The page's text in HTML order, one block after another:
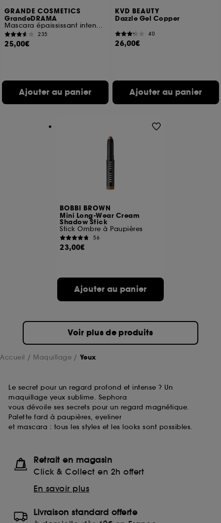
GRANDE COSMETICS
GrandeDRAMA
Mascara épaississant intense à l'huile de ricin
235
25,00€
Ajouter au panier
KVD BEAUTY
Dazzle Gel Copper
40
26,00€
Ajouter au panier
BOBBI BROWN
Mini Long-Wear Cream
Shadow Stick
Stick Ombre à Paupières
56
23,00€
Ajouter au panier
Voir plus de produits
Accueil Maquillage Yeux
Le secret pour un regard profond et intense ? Un
maquillage yeux sublime. Sephora
vous dévoile ses secrets pour un regard magnétique.
Palette fard à paupières, eyeliner
et mascara : tous les styles et les looks sont possibles.
Retrait en magasin
Click & Collect en 2h offert
En savoir plus
Livraison standard offerte